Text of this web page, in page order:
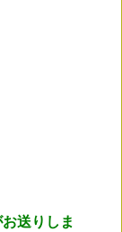
送りしま